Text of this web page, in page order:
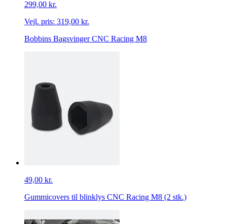
299,00 kr.
Vejl. pris: 319,00 kr.
Bobbins Bagsvinger CNC Racing M8
49,00 kr.
Gummicovers til blinklys CNC Racing M8 (2 stk.)